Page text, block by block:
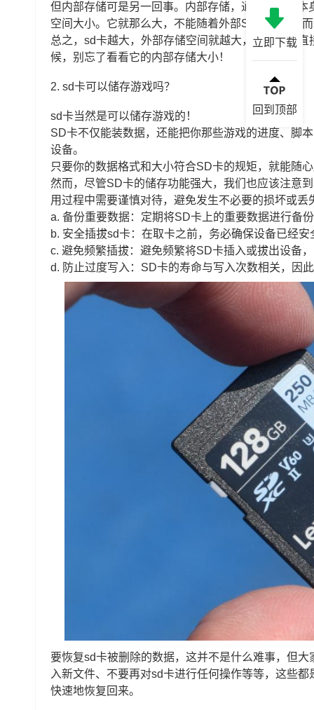
但内部存储可是另一回事。内部存储，通常指的是
空间大小。它就那么大，不能随着外部SD卡的增大
总之，sd卡越大，外部存储空间就越大，但并不能
候，别忘了看看它的内部存储大小！
2. sd卡可以储存游戏吗？
sd卡当然是可以储存游戏的！
SD卡不仅能装数据，还能把你那些游戏的进度、脚
设备。
只要你的数据格式和大小符合SD卡的规矩，就能随
然而，尽管SD卡的储存功能强大，我们也应该注意
用过程中需要谨慎对待，避免发生不必要的损坏或丢
a. 备份重要数据：定期将SD卡上的重要数据进行备
b. 安全插拔sd卡：在取卡之前，务必确保设备已经
c. 避免频繁插拔：避免频繁将SD卡插入或拔出设备
d. 防止过度写入：SD卡的寿命与写入次数相关，因
要恢复sd卡被删除的数据，这并不是什么难事，但
入新文件、不要再对sd卡进行任何操作等等，这些
快速地恢复回来。
立即下载
回到顶部